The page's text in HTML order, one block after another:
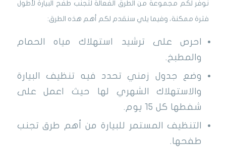
نوفر لكم مجموعة من الطرق الفعالة لتجنب طفح البيارة لأطول
فترة ممكنة، وفيما يلي سنقدم لكم أهم هذه الطرق:
احرص على ترشيد استهلاك مياه الحمام
والمطبخ.
وضع جدول زمني تحدد فيه تنظيف البيارة
والاستهلاك الشهري لها حيث اعمل على
شفطها كل 15 يوم.
التنظيف المستمر للبيارة من أهم طرق تجنب
طفحها.